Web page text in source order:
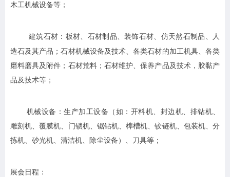
木工机械设备等；
建筑石材： 板材、石材制品、装饰石材、仿天然石制品、人
造石及其产品；石材机械设备及技术、各类石材的加工机具、各类
磨料磨具及附件；石材荒料；石材维护、保养产品及技术，胶黏产
品及技术等；
机械设备：生产加工设备（如：开料机、封边机、排钻机、
雕刻机、覆膜机、门锁机、锯钻机、榫槽机、铰链机、包装机、分
拣机、砂光机、清洁机、除尘设备）、刀具等；
展会日程：